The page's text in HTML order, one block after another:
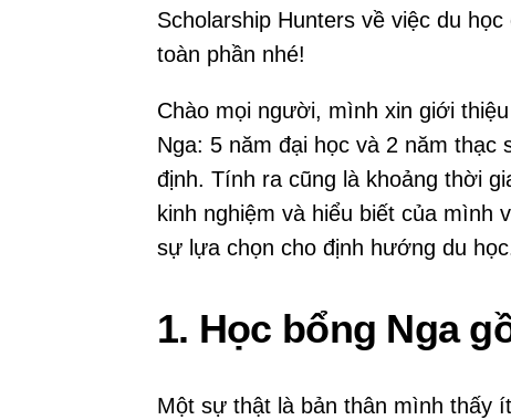
Scholarship Hunters về việc du
toàn phần nhé!
Chào mọi người, mình xin giới
Nga: 5 năm đại học và 2 năm thạc
định. Tính ra cũng là khoảng thời
kinh nghiệm và hiểu biết của mình
sự lựa chọn cho định hướng du
1. Học bổng Nga
Một sự thật là bản thân mình thấy